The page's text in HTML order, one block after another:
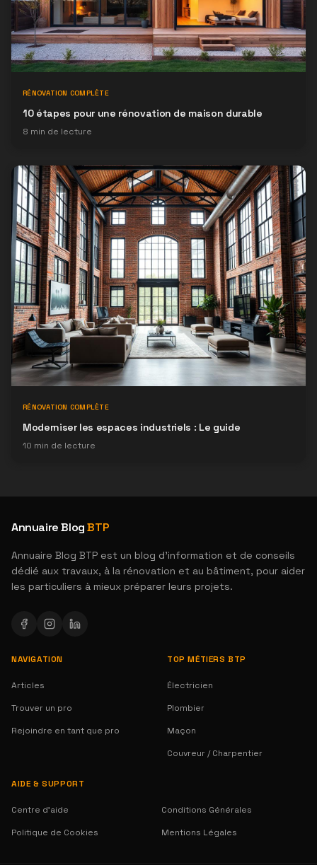
RÉNOVATION COMPLÈTE
10 étapes pour une rénovation de maison durable
8 min de lecture
RÉNOVATION COMPLÈTE
Moderniser les espaces industriels : Le guide
10 min de lecture
Annuaire BlogBTP
Annuaire Blog BTP est un blog d'information et de conseils
dédié aux travaux, à la rénovation et au bâtiment, pour aider
les particuliers à mieux préparer leurs projets.
NAVIGATION
Articles
Trouver un pro
Rejoindre en tant que pro
TOP MÉTIERS BTP
Électricien
Plombier
Maçon
Couvreur / Charpentier
AIDE & SUPPORT
Centre d'aide
Conditions Générales
Politique de Cookies
Mentions Légales